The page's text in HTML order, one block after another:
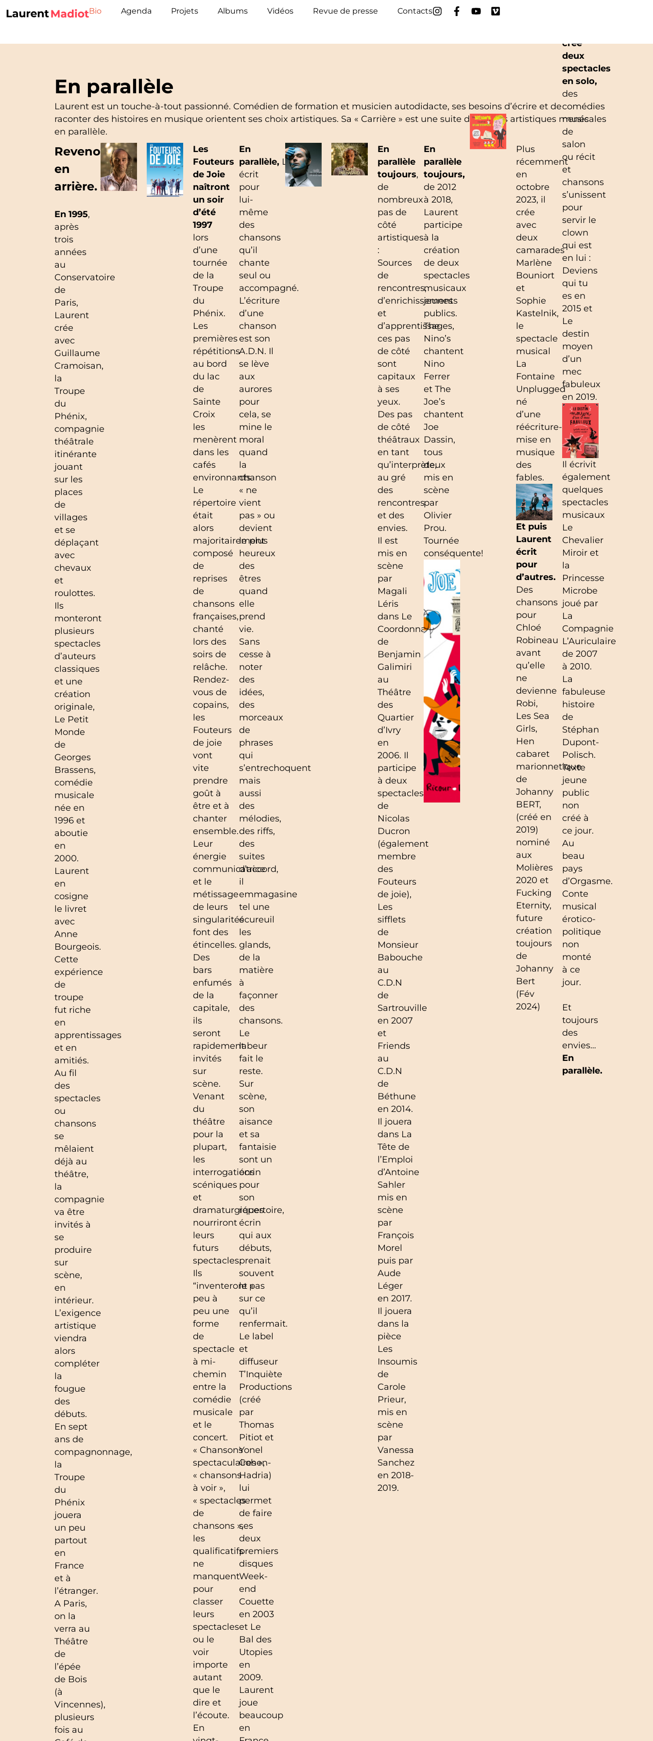
Bio Agenda Projets Albums Vidéos Revue de presse Contacts
En parallèle
Laurent est un touche-à-tout passionné. Comédien de formation et musicien autodidacte, ses besoins d’écrire et de
raconter des histoires en musique orientent ses choix artistiques. Sa « Carrière » est une suite de projets artistiques menés
en parallèle.
Revenons
en
arrière.
En 1995,
après
trois
années
au
Conservatoire
de
Paris,
Laurent
crée
avec
Guillaume
Cramoisan,
la
Troupe
du
Phénix,
compagnie
théâtrale
itinérante
jouant
sur les
places
de
villages
et se
déplaçant
avec
chevaux
et
roulottes.
Ils
monteront
plusieurs
spectacles
d’auteurs
classiques
et une
création
originale,
Le Petit
Monde
de
Georges
Brassens,
comédie
musicale
née en
1996 et
aboutie
en
2000.
Laurent
en
cosigne
le livret
avec
Anne
Bourgeois.
Cette
expérience
de
troupe
fut riche
en
apprentissages
et en
amitiés.
Au fil
des
spectacles
ou
chansons
se
mêlaient
déjà au
théâtre,
la
compagnie
va être
invités à
se
produire
sur
scène,
en
intérieur.
L’exigence
artistique
viendra
alors
compléter
la
fougue
des
débuts.
En sept
ans de
compagnonnage,
la
Troupe
du
Phénix
jouera
un peu
partout
en
France
et à
l’étranger.
A Paris,
on la
verra au
Théâtre
de
l’épée
de Bois
(à
Vincennes),
plusieurs
fois au
Les
Fouteurs
de Joie
naîtront
un soir
d’été
1997
lors
d’une
tournée
de la
Troupe
du
Phénix.
Les
premières
répétitions
au bord
du lac
de
Sainte
Croix
les
menèrent
dans les
cafés
environnants.
Le
répertoire
était
alors
majoritairement
composé
de
reprises
de
chansons
françaises,
chanté
lors des
soirs de
relâche.
Rendez-
vous de
copains,
les
Fouteurs
de joie
vont
vite
prendre
goût à
être et à
chanter
ensemble.
Leur
énergie
communicatrice
et le
métissage
de leurs
singularités
font des
étincelles.
Des
bars
enfumés
de la
capitale,
ils
seront
rapidement
invités
sur
scène.
Venant
du
théâtre
pour la
plupart,
les
interrogations
scéniques
et
dramaturgiques
nourriront
leurs
futurs
spectacles.
Ils
“inventeront »
peu à
peu une
forme
de
spectacle
à mi-
chemin
entre la
comédie
musicale
et le
concert.
« Chansons
spectaculaires »,
« chansons
à voir »,
« spectacles
de
chansons »,
les
qualificatifs
ne
manquent
pour
classer
leurs
spectacles
ou le
voir
importe
autant
que le
dire et
l’écoute.
En
En
parallèle, Laurent
écrit
pour
lui-
même
des
chansons
qu’il
chante
seul ou
accompagné.
L’écriture
d’une
chanson
est son
A.D.N. Il
se lève
aux
aurores
pour
cela, se
mine le
moral
quand
la
chanson
« ne
vient
pas » ou
devient
le plus
heureux
des
êtres
quand
elle
prend
vie.
Sans
cesse à
noter
des
idées,
des
morceaux
de
phrases
qui
s’entrechoquent
mais
aussi
des
mélodies,
des riffs,
des
suites
d’accord,
il
emmagasine
tel une
écureuil
les
glands,
de la
matière
à
façonner
des
chansons.
Le
labeur
fait le
reste.
Sur
scène,
son
aisance
et sa
fantaisie
sont un
écrin
pour
son
répertoire,
écrin
qui aux
débuts,
prenait
souvent
le pas
sur ce
qu’il
renfermait.
Le label
et
diffuseur
T’Inquiète
Productions
(créé
par
Thomas
Pitiot et
Yonel
Cohen-
Hadria)
lui
permet
de faire
ses
deux
premiers
disques
Week-
end
Couette
en 2003
et Le
Bal des
Utopies
en
2009.
Laurent
joue
beaucoup
en
En
parallèle
toujours,
de
nombreux
pas de
côté
artistiques
:
Sources
de
rencontres,
d’enrichissements
et
d’apprentissages,
ces pas
de côté
sont
capitaux
à ses
yeux.
Des pas
de côté
théâtraux
en tant
qu’interprète,
au gré
des
rencontres
et des
envies.
Il est
mis en
scène
par
Magali
Léris
dans Le
Coordonnateur
de
Benjamin
Galimiri
au
Théâtre
des
Quartier
d’Ivry
en
2006. Il
participe
à deux
spectacles
de
Nicolas
Ducron
(également
membre
des
Fouteurs
de joie),
Les
sifflets
de
Monsieur
Babouche
au
C.D.N
de
Sartrouville
en 2007
et
Friends
au
C.D.N
de
Béthune
en 2014.
Il jouera
dans La
Tête de
l’Emploi
d’Antoine
Sahler
mis en
scène
par
François
Morel
puis par
Aude
Léger
en 2017.
Il jouera
dans la
pièce
Les
Insoumis
de
Carole
Prieur,
mis en
scène
par
Vanessa
Sanchez
en 2018-
2019.
En
parallèle
toujours,
de 2012
à 2018,
Laurent
participe
à la
création
de deux
spectacles
musicaux
jeunes
publics.
The
Nino’s
chantent
Nino
Ferrer
et The
Joe’s
chantent
Joe
Dassin,
tous
deux
mis en
scène
par
Olivier
Prou.
Tournée
conséquente!
Plus
récemment
en
octobre
2023, il
crée
avec
deux
camarades
Marlène
Bouniort
et
Sophie
Kastelnik,
le
spectacle
musical
La
Fontaine
Unplugged
né
d’une
réécriture-
mise en
musique
des
fables.
Et puis
Laurent
écrit
pour
d’autres.
Des
chansons
pour
Chloé
Robineau
avant
qu’elle
ne
devienne
Robi,
Les Sea
Girls,
Hen
cabaret
marionnetique
de
Johanny
BERT,
(créé en
2019)
nominé
aux
Molières
2020 et
Fucking
Eternity,
future
création
toujours
de
Johanny
Bert
(Fév
2024)
crée
deux
spectacles
en solo,
des
comédies
musicales
de
salon
ou récit
et
chansons
s’unissent
pour
servir le
clown
qui est
en lui :
Deviens
qui tu
es en
2015 et
Le
destin
moyen
d’un
mec
fabuleux
en 2019.
Il écrivit
également
quelques
spectacles
musicaux
Le
Chevalier
Miroir et
la
Princesse
Microbe
joué par
La
Compagnie
L’Auriculaire
de 2007
à 2010.
La
fabuleuse
histoire
de
Stéphan
Dupont-
Polisch.
Texte
jeune
public
non
créé à
ce jour.
Au
beau
pays
d’Orgasme.
Conte
musical
érotico-
politique
non
monté
à ce
jour.
Et
toujours
des
envies…
En
parallèle.